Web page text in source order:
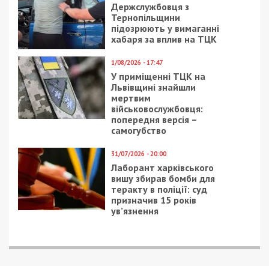
Держслужбовця з
Тернопільщини
підозрюють у вимаганні
хабаря за вплив на ТЦК
1/08/2026 - 17:47
У приміщенні ТЦК на
Львівщині знайшли
мертвим
військовослужбовця:
попередня версія –
самогубство
31/07/2026 - 20:00
Лаборант харківського
вишу збирав бомби для
теракту в поліції: суд
призначив 15 років
ув’язнення